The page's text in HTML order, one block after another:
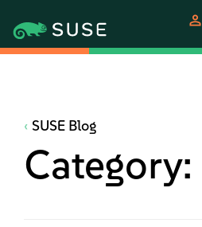
person
SUSE Blog
Category: